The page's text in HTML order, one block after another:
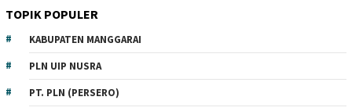
TOPIK POPULER
KABUPATEN MANGGARAI
PLN UIP NUSRA
PT. PLN (PERSERO)